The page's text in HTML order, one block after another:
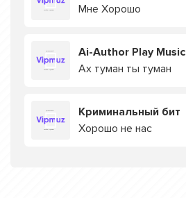
Мне Хорошо
Ai-Author Play Music
Ах туман ты туман
Криминальный бит
Хорошо не нас